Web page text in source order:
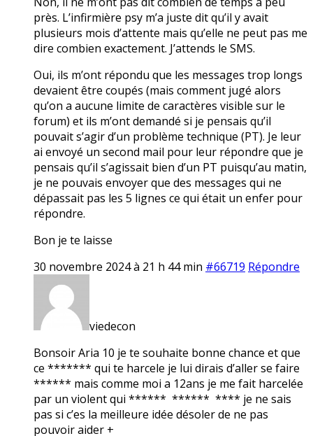
près. L’infirmière psy m’a juste dit qu’il y avait
plusieurs mois d’attente mais qu’elle ne peut pas me
dire combien exactement. J’attends le SMS.
Oui, ils m’ont répondu que les messages trop longs
devaient être coupés (mais comment jugé alors
qu’on a aucune limite de caractères visible sur le
forum) et ils m’ont demandé si je pensais qu’il
pouvait s’agir d’un problème technique (PT). Je leur
ai envoyé un second mail pour leur répondre que je
pensais qu’il s’agissait bien d’un PT puisqu’au matin,
je ne pouvais envoyer que des messages qui ne
dépassait pas les 5 lignes ce qui était un enfer pour
répondre.
Bon je te laisse
30 novembre 2024 à 21 h 44 min #66719 Répondre
viedecon
Bonsoir Aria 10 je te souhaite bonne chance et que
ce ******* qui te harcele je lui dirais d’aller se faire
****** mais comme moi a 12ans je me fait harcelée
par un violent qui ****** ****** **** je ne sais
pas si c’es la meilleure idée désoler de ne pas
pouvoir aider +